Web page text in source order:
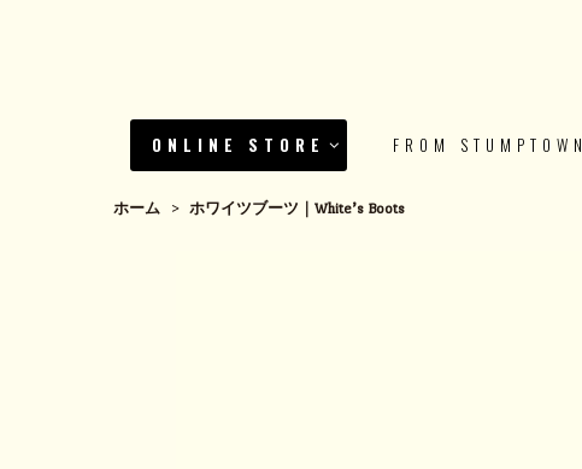
ONLINE STORE FROM STUMPTOWN
ホーム > ホワイツブーツ｜White’s Boots